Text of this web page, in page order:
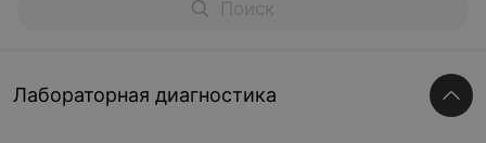
Лабораторная диагностика